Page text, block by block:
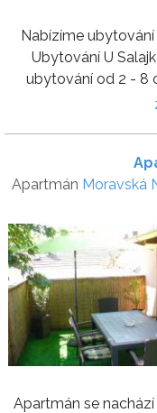
Nabízíme
Ubytování U
ubytování od 2 - 8
Apartmán Moravská
Apartmán se